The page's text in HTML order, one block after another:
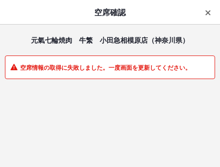
はじめてのアプリ予約で最大1,000円分ポイントもらえる
ダウンロード アプリで開く
一覧 マイメニュー
空席確認
元氣七輪焼肉 牛繁 小田急相模原店 （神奈川県）
空席情報の取得に失敗しました。一度画面を更新してください。